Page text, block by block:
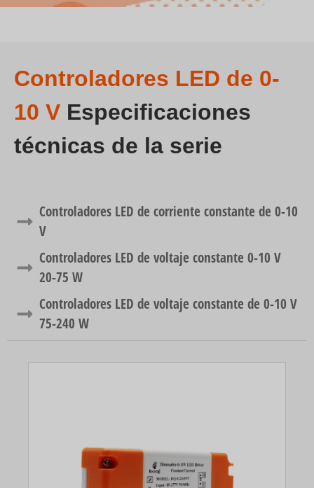
Controladores LED de 0-
10 V Especificaciones
técnicas de la serie
Controladores LED de corriente constante de 0-10
V
Controladores LED de voltaje constante 0-10 V
20-75 W
Controladores LED de voltaje constante de 0-10 V
75-240 W